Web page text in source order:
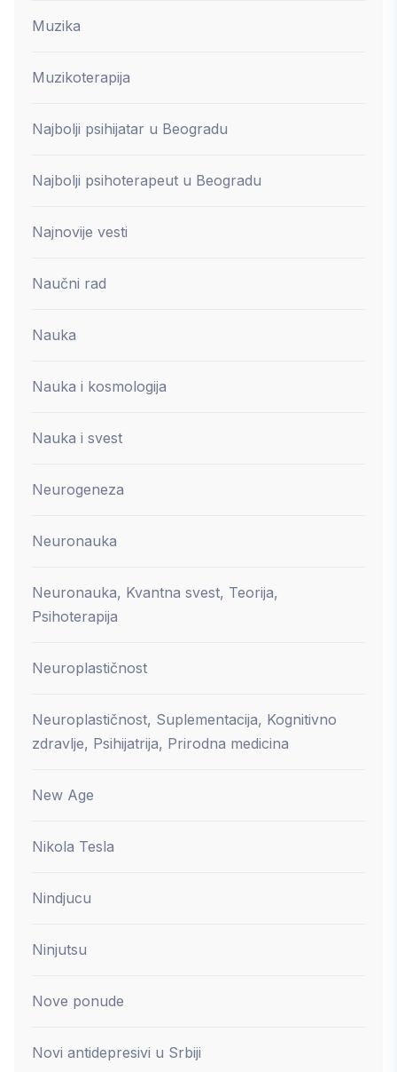
Muzika
Muzikoterapija
Najbolji psihijatar u Beogradu
Najbolji psihoterapeut u Beogradu
Najnovije vesti
Naučni rad
Nauka
Nauka i kosmologija
Nauka i svest
Neurogeneza
Neuronauka
Neuronauka, Kvantna svest, Teorija,
Psihoterapija
Neuroplastičnost
Neuroplastičnost, Suplementacija, Kognitivno
zdravlje, Psihijatrija, Prirodna medicina
New Age
Nikola Tesla
Nindjucu
Ninjutsu
Nove ponude
Novi antidepresivi u Srbiji